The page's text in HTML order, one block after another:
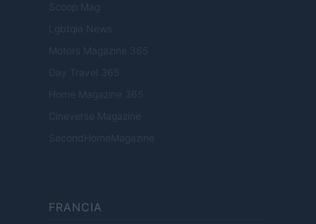
Scoop Mag
Lgbtqia News
Motors Magazine 365
Day Travel 365
Home Magazine 365
Cineverse Magazine
SecondHomeMagazine
FRANCIA